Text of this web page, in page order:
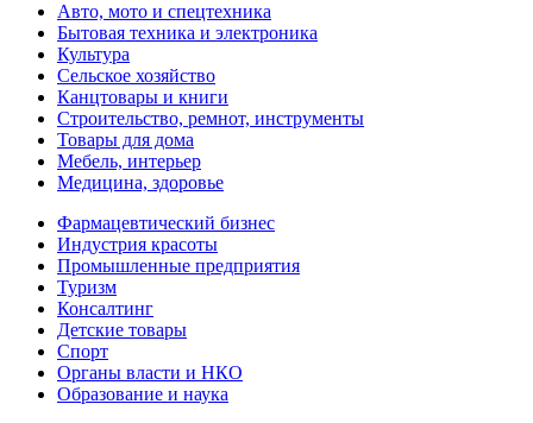
Авто, мото и спецтехника
Бытовая техника и электроника
Культура
Сельское хозяйство
Канцтовары и книги
Строительство, ремнот, инструменты
Товары для дома
Мебель, интерьер
Медицина, здоровье
Фармацевтический бизнес
Индустрия красоты
Промышленные предприятия
Туризм
Консалтинг
Детские товары
Спорт
Органы власти и НКО
Образование и наука